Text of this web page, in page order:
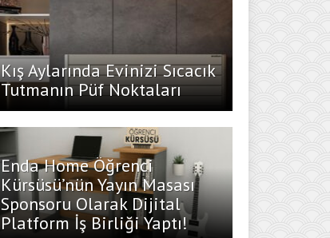
Kış Aylarında Evinizi Sıcacık
Tutmanın Püf Noktaları
Enda Home Öğrenci
Kürsüsü’nün Yayın Masası
Sponsoru Olarak Dijital
Platform İş Birliği Yaptı!